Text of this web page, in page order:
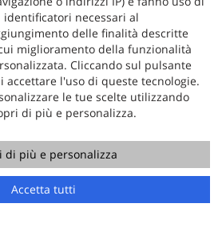
e Top Tether per i posti laterali
assistita, Illuminazione
elettronico, Interni in tessuto/TEP
Quartz, Maniglie di ritenuta
2 posteriori, Pack Safety Plus,
1/3 - 2/3, Pannelli porte
Carbonio e serigrafie Quartz,
Peugeot Connect SOS & Assistance
anteriori Peugeot LED Technology
Sedile guida con regolazione in
manuale regolabile in altezza,
Sensore di luce, Sensore di
identificatori necessari al
delle finalità descritte
miglioramento della funzionalità
Cliccando sul pulsante
accettare l'uso di queste tecnologie.
le tue scelte utilizzando
di più e personalizza.
di più e personalizza
Accetta tutti